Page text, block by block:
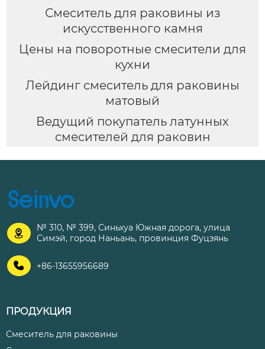
Смеситель для раковины из
искусственного камня
Цены на поворотные смесители для
кухни
Лейдинг смеситель для раковины
матовый
Ведущий покупатель латунных
смесителей для раковин

№ 310, № 399, Синьхуа Южная дорога, улица
Симэй, город Наньань, провинция Фуцзянь
 +86-13655956689
ПРОДУКЦИЯ
Смеситель для раковины